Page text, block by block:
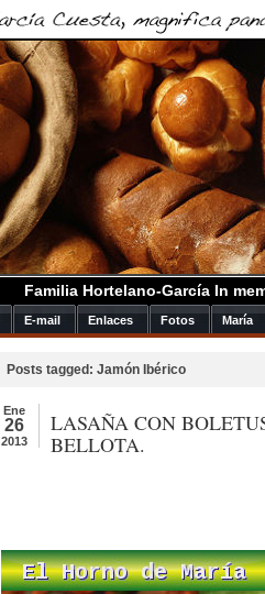
Familia Hortelano-García In
E-mail Enlaces Fotos María
Posts tagged: Jamón Ibérico
Ene
26
2013
LASAÑA CON
BELLOTA.